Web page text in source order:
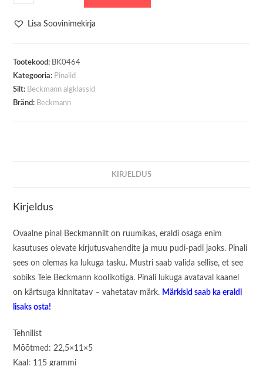
Pinal
Beckmann
kogus
Lisa Soovinimekirja
Tootekood: BK0464
Kategooria: Pinalid
Silt: Beckmann algklassid
Bränd: Beckmann
KIRJELDUS
Kirjeldus
Ovaalne pinal Beckmannilt on ruumikas, eraldi osaga enim
kasutuses olevate kirjutusvahendite ja muu pudi-padi jaoks. Pinali
sees on olemas ka lukuga tasku. Mustri saab valida sellise, et see
sobiks Teie Beckmann koolikotiga. Pinali lukuga avataval kaanel
on kärtsuga kinnitatav – vahetatav märk. Märkisid saab ka eraldi
lisaks osta!
Tehnilist
Mõõtmed: 22,5×11×5
Kaal: 115 grammi